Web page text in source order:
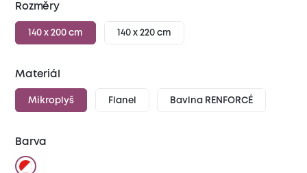
Rozměry
140 x 200 cm 140 x 220 cm
Materiál
Mikroplyš Flanel Bavlna RENFORCÉ
Barva